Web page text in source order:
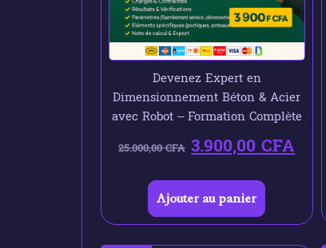
Devenez Expert en
Dimensionnement Béton & Acier
avec Robot – Formation Complète
25.000,00CFA 3.900,00CFA
Ajouter au panier